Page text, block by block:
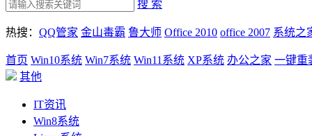
搜 索
热搜： QQ管家 金山毒霸 鲁大师 Office 2010 office 2007 系统之
首页 Win10系统 Win7系统 Win11系统 XP系统 办公之家 一键重
其他
IT资讯
Win8系统